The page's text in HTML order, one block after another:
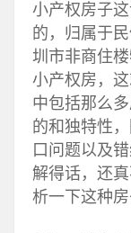
小产权房子
的，归属于
圳市非商住
小产权房，
中包括那么
的和独特性
口问题以及
解得话，还
析一下这种房